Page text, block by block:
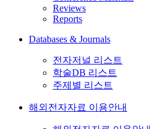
Reviews
Reports
Databases & Journals
전자저널 리스트
학술DB 리스트
주제별 리스트
해외전자자료 이용안내